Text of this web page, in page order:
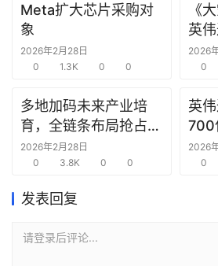
创
投
商
机
圈
Meta扩大芯片采购对
象
2026年2月28日
0
1.3K 0 0
《
英
沫时
险
2026
0
多地加码未来产业培
育，全链条布局抢占新
赛道先机
2026年2月28日
0
3.8K 0 0
英
700
作
需求
2026
0
发表回复
请登录后评论...